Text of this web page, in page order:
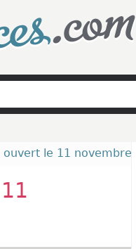
.com
ouvert le 11 novembre